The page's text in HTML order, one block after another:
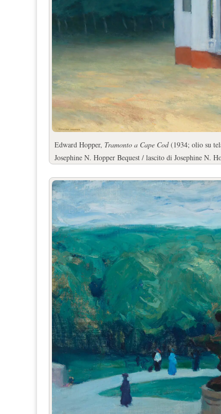
Edward Hopper, Tramonto a Cape Cod(1934; olio su
Josephine N. Hopper Bequest / lascito di Josephine N.